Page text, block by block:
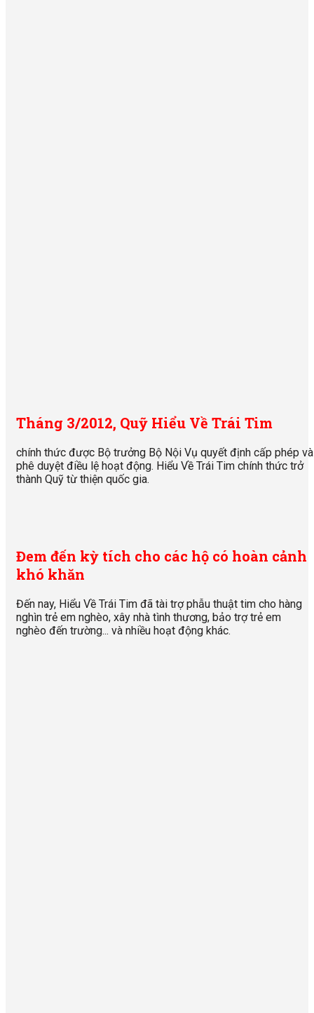
Tháng 3/2012, Quỹ Hiểu Về Trái Tim
chính thức được Bộ trưởng Bộ Nội Vụ quyết định cấp phép và
phê duyệt điều lệ hoạt động. Hiểu Về Trái Tim chính thức trở
thành Quỹ từ thiện quốc gia.
Đem đến kỳ tích cho các hộ có hoàn cảnh
khó khăn
Đến nay, Hiểu Về Trái Tim đã tài trợ phẫu thuật tim cho hàng
nghìn trẻ em nghèo, xây nhà tình thương, bảo trợ trẻ em
nghèo đến trường... và nhiều hoạt động khác.